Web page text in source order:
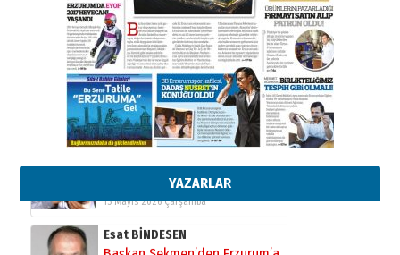
YAZARLAR
26 Mart 2026 Perşembe
Cem Bakırcı
Ardında bıraktığı hatıralarıyla
gönül adamı Faruk Terzioğlu!
13 Mayıs 2026 Çarşamba
Esat BİNDESEN
Başkan Sekmen’den Erzurum’a
bir vizyon proje daha!
02 Ağustos 2026 Pazar
Kadir SABUNCUOĞLU
Erzurumspor’un köşe taşları
29 Haziran 2026 Pazartesi